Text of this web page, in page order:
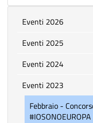
Eventi 2026
Eventi 2025
Eventi 2024
Eventi 2023
Febbraio - Concorso Fotografico
#IOSONOEUROPA